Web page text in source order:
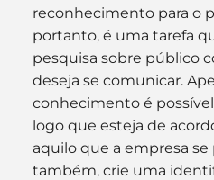
reconhecimento para o
portanto, é uma tarefa
pesquisa sobre público
deseja se comunicar.
conhecimento é
logo que esteja de
aquilo que a empresa se
também, crie uma